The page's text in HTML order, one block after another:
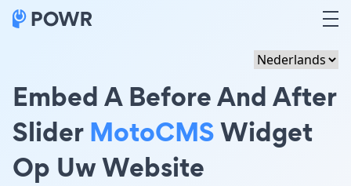
Embed A Before And After
SliderMotoCMSWidget
Op Uw Website